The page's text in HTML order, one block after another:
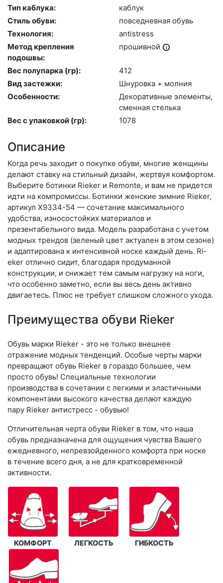
Тип каблука:
каб­лук
Стиль обуви:
пов­седнев­ная обувь
Технология:
an­tist­ress
Метод крепления
подошвы:
про­шив­ной
Вес полупарка (гр):
412
Вид застежки:
Шну­ров­ка + мол­ния
Особенности:
Де­кора­тив­ные эле­мен­ты,
смен­ная стель­ка
Вес с упаковкой (гр):
1078
Описание
Когда речь заходит о покупке обуви, многие женщины
делают ставку на стильный дизайн, жертвуя комфортом.
Выберите бо­тин­ки Rieker и Remonte, и вам не придется
идти на компромиссы. Ботинки женские зимние Rieker,
артикул X9334-54 — сочетание максимального
удобства, износостойких материалов и
презентабельного вида. Модель разработана с учетом
модных трендов (зе­леный цвет актуален в этом сезоне)
и адаптирована к интенсивной носке каждый день. Ri­
eker отлично сидит, благодаря продуманной
конструкции, и снижает тем самым нагрузку на ноги,
что особенно заметно, если вы весь день активно
двигаетесь. Плюс не требует слишком сложного ухода.
Преимущества обуви Rieker
Обувь марки Rieker - это не только внешнее
отражение модных тенденций. Особые черты марки
превращают обувь Rieker в гораздо большее, чем
просто обувь! Специальные технологии
производства в сочетании с легкими и эластичными
компонентами высокого качества делают каждую
пару Rieker антистресс - обувью!
Отличительная черта обуви Rieker в том, что наша
обувь предназначена для ощущения чувства Вашего
ежедневного, непревзойденного комфорта при носке
в течение всего дня, а не для кратковременной
активности.
КОМФОРТ ЛЕГКОСТЬ ГИБКОСТЬ